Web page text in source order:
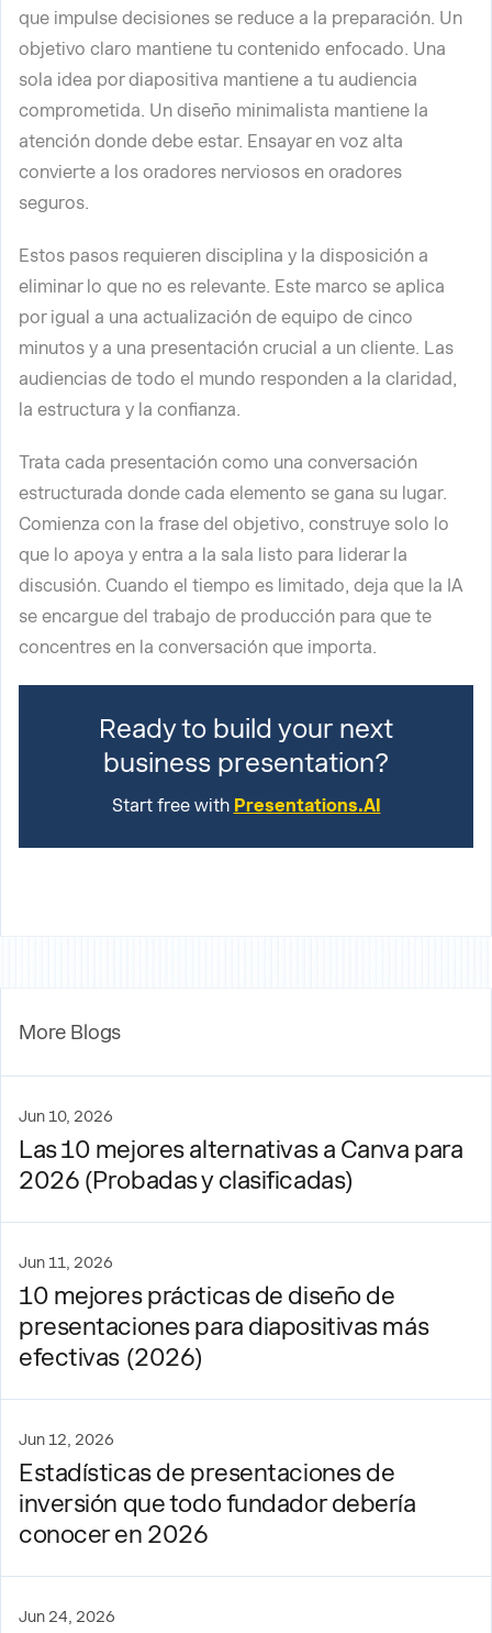
que impulse decisiones se reduce a la preparación. Un
objetivo claro mantiene tu contenido enfocado. Una
sola idea por diapositiva mantiene a tu audiencia
comprometida. Un diseño minimalista mantiene la
atención donde debe estar. Ensayar en voz alta
convierte a los oradores nerviosos en oradores
seguros.
Estos pasos requieren disciplina y la disposición a
eliminar lo que no es relevante. Este marco se aplica
por igual a una actualización de equipo de cinco
minutos y a una presentación crucial a un cliente. Las
audiencias de todo el mundo responden a la claridad,
la estructura y la confianza.
Trata cada presentación como una conversación
estructurada donde cada elemento se gana su lugar.
Comienza con la frase del objetivo, construye solo lo
que lo apoya y entra a la sala listo para liderar la
discusión. Cuando el tiempo es limitado, deja que la IA
se encargue del trabajo de producción para que te
concentres en la conversación que importa.
Ready to build your next
business presentation?
Start free with Presentations.AI
More Blogs
Jun 10, 2026
Las 10 mejores alternativas a Canva para
2026 (Probadas y clasificadas)
Jun 11, 2026
10 mejores prácticas de diseño de
presentaciones para diapositivas más
efectivas (2026)
Jun 12, 2026
Estadísticas de presentaciones de
inversión que todo fundador debería
conocer en 2026
Jun 24, 2026